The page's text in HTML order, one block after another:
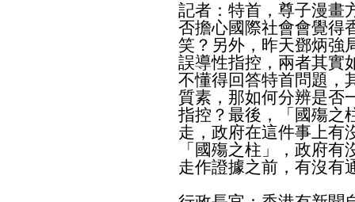
記者：特首，尊子漫畫
否擔心國際社會會覺得
笑？另外，昨天鄧炳強
誤導性指控，兩者其實
不懂得回答特首問題，
質素，那如何分辨是否
指控？最後，「國殤之
走，政府在這件事上有
「國殤之柱」，政府
走作證據之前，有沒有